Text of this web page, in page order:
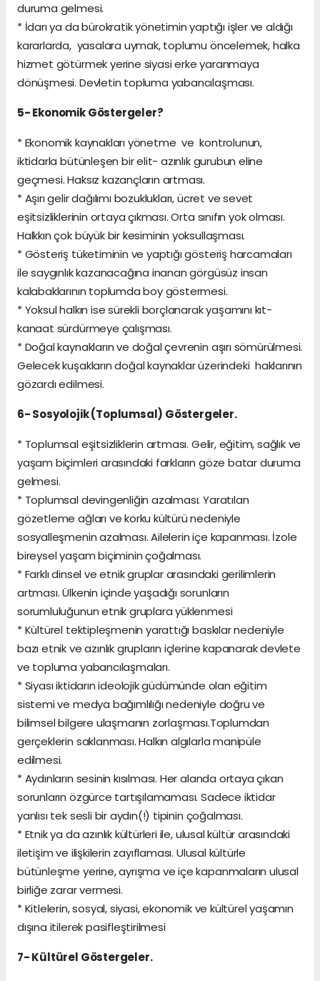
duruma gelmesi.
* İdarı ya da bürokratik yönetimin yaptığı işler ve aldığı
kararlarda, yasalara uymak, toplumu öncelemek, halka
hizmet götürmek yerine siyasi erke yaranmaya
dönüşmesi. Devletin topluma yabancılaşması.
5- Ekonomik Göstergeler?
* Ekonomik kaynakları yönetme ve kontrolunun,
iktidarla bütünleşen bir elit- azınlık gurubun eline
geçmesi. Haksız kazançların artması.
* Aşırı gelir dağılımı bozuklukları, ücret ve sevet
eşitsizliklerinin ortaya çıkması. Orta sınıfın yok olması.
Halkkın çok büyük bir kesiminin yoksullaşması.
* Gösteriş tüketiminin ve yaptığı gösteriş harcamaları
ile saygınlık kazanacağına inanan görgüsüz insan
kalabaklarının toplumda boy göstermesi.
* Yoksul halkın ise sürekli borçlanarak yaşamını kıt-
kanaat sürdürmeye çalışması.
* Doğal kaynakların ve doğal çevrenin aşırı sömürülmesi.
Gelecek kuşakların doğal kaynaklar üzerindeki haklarının
gözardı edilmesi.
6- Sosyolojik (Toplumsal) Göstergeler.
* Toplumsal eşitsizliklerin artması. Gelir, eğitim, sağlık ve
yaşam biçimleri arasındaki farkların göze batar duruma
gelmesi.
* Toplumsal devingenliğin azalması. Yaratılan
gözetleme ağları ve korku kültürü nedeniyle
sosyalleşmenin azalması. Ailelerin içe kapanması. İzole
bireysel yaşam biçiminin çoğalması.
* Farklı dinsel ve etnik gruplar arasındaki gerilimlerin
artması. Ülkenin içinde yaşadığı sorunların
sorumluluğunun etnik gruplara yüklenmesi
* Kültürel tektipleşmenin yarattığı baskılar nedeniyle
bazı etnik ve azınlık grupların içlerine kapanarak devlete
ve topluma yabancılaşmaları.
* Siyası iktidarın ideolojik güdümünde olan eğitim
sistemi ve medya bağımlılığı nedeniyle doğru ve
bilimsel bilgere ulaşmanın zorlaşması.Toplumdan
gerçeklerin saklanması. Halkın algılarla manipüle
edilmesi.
* Aydınların sesinin kısılması. Her alanda ortaya çıkan
sorunların özgürce tartışılamaması. Sadece iktidar
yanlısı tek sesli bir aydın(!) tipinin çoğalması.
* Etnik ya da azınlık kültürleri ile, ulusal kültür arasındaki
iletişim ve ilişkilerin zayıflaması. Ulusal kültürle
bütünleşme yerine, ayrışma ve içe kapanmaların ulusal
birliğe zarar vermesi.
* Kitlelerin, sosyal, siyasi, ekonomik ve kültürel yaşamın
dışına itilerek pasifleştirilmesi
7- Kültürel Göstergeler.